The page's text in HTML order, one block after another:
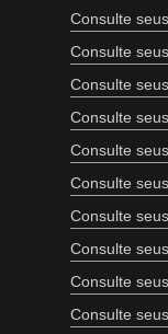
Consulte
Consulte
Consulte
Consulte
Consulte
Consulte
Consulte
Consulte
Consulte
Consulte